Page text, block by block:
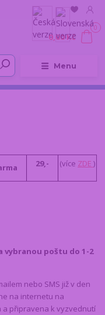
Menu
0
0,00 Kč
29,- (více ZDE)
vybranou poštu do 1-2
nebo SMS již v den
na internetu na
a připravena k vyzvednutí